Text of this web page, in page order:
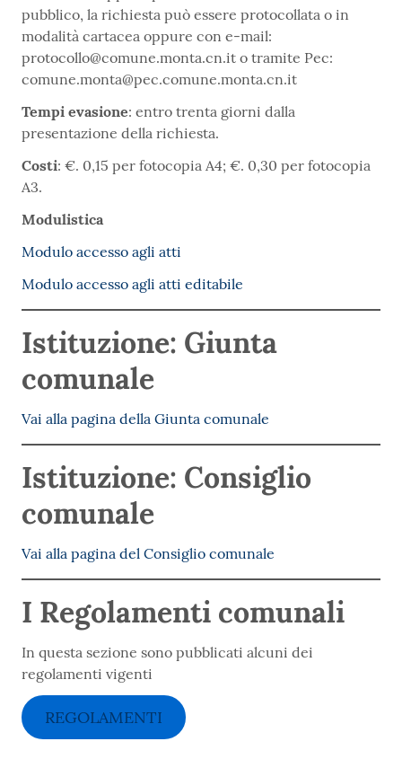
pubblico, la richiesta può essere protocollata o in
modalità cartacea oppure con e-mail:
protocollo@comune.monta.cn.it o tramite Pec:
comune.monta@pec.comune.monta.cn.it
Tempi evasione: entro trenta giorni dalla
presentazione della richiesta.
Costi: €. 0,15 per fotocopia A4; €. 0,30 per fotocopia
A3.
Modulistica
Modulo accesso agli atti
Modulo accesso agli atti editabile
Istituzione: Giunta
comunale
Vai alla pagina della Giunta comunale
Istituzione: Consiglio
comunale
Vai alla pagina del Consiglio comunale
I Regolamenti comunali
In questa sezione sono pubblicati alcuni dei
regolamenti vigenti
REGOLAMENTI